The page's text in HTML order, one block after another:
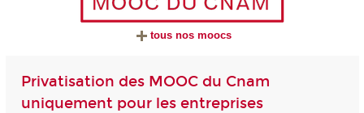
tous nos moocs
Privatisation des MOOC du Cnam
uniquement pour les entreprises